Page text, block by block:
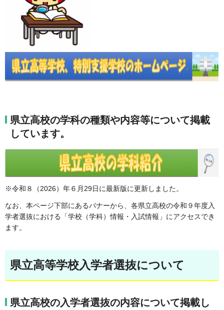
県立高校の学科の種類や内容等について掲載
しています。
※令和８（2026）年６月29日に最新版に更新しました。
なお、本ページ下部にあるバナーから、各県立高校の令和９年度入
学者選抜における「学校（学科）情報・入試情報」にアクセスでき
ます。
県立高等学校入学者選抜について
県立高校の入学者選抜の内容について掲載し